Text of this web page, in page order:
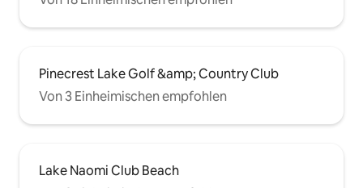
Pinecrest Lake Golf &amp; Country Club
Von 3 Einheimischen empfohlen
Lake Naomi Club Beach